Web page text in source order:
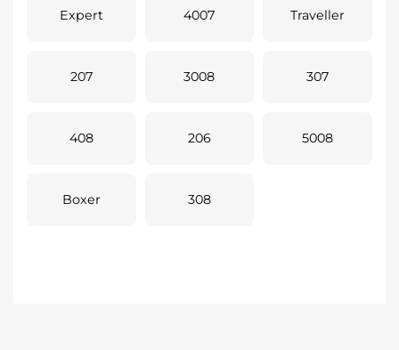
Expert 4007 Traveller
207 3008 307
408 206 5008
Boxer 308